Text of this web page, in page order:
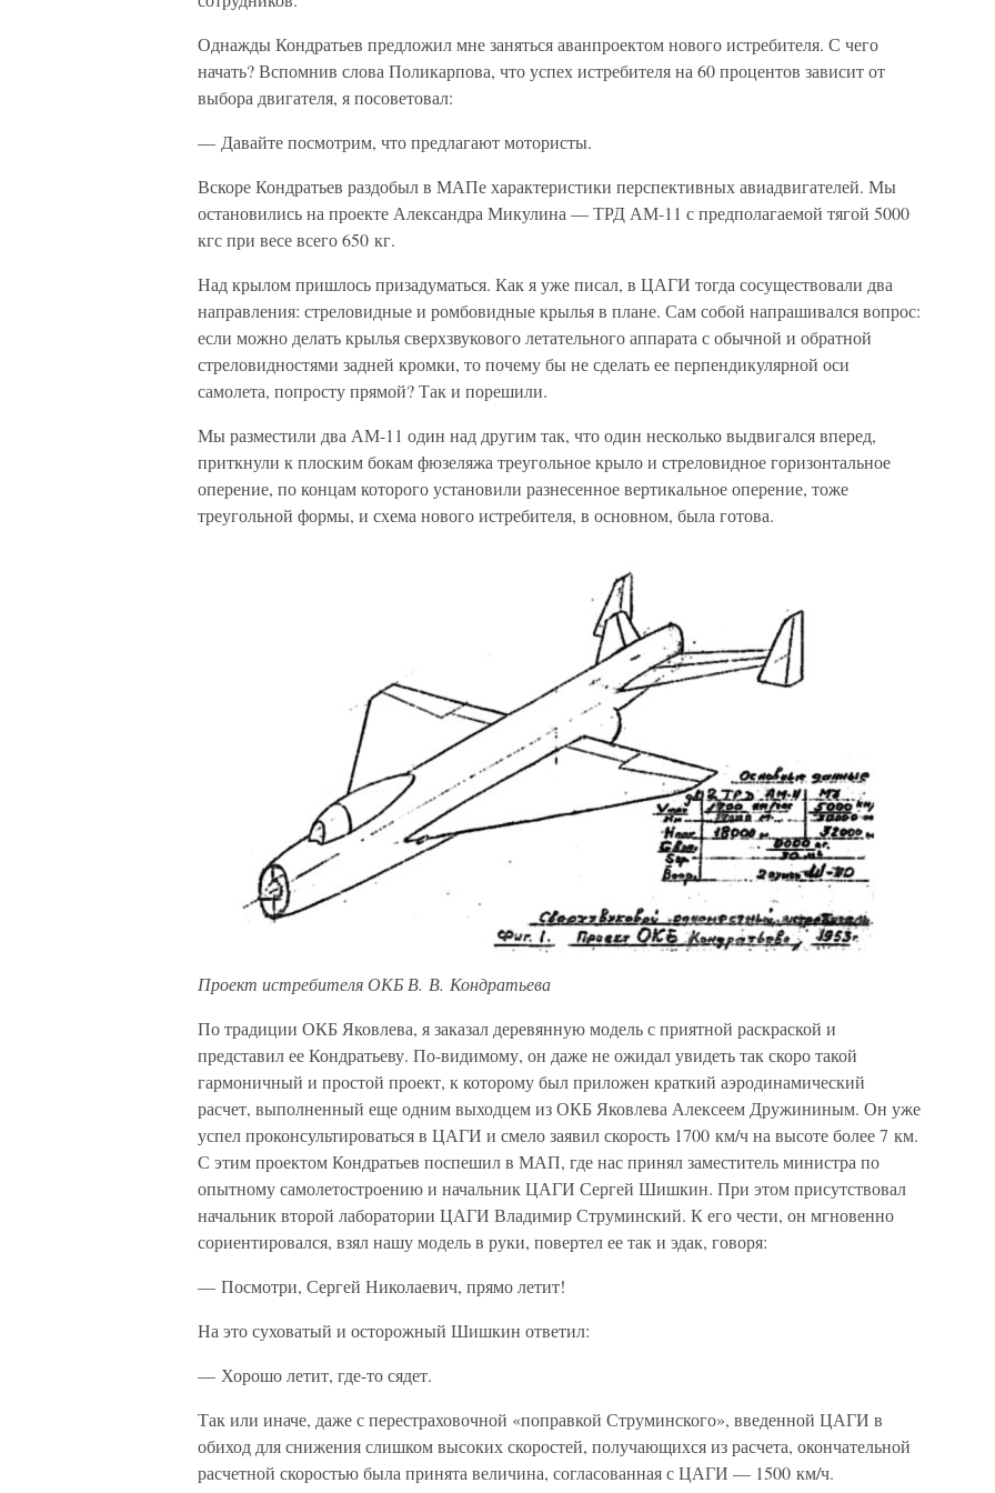
Однажды Кондратьев предложил мне заняться аванпроектом нового истребителя. С чего
начать? Вспомнив слова Поликарпова, что успех истребителя на 60 процентов зависит от
выбора двигателя, я посоветовал:
— Давайте посмотрим, что предлагают мотористы.
Вскоре Кондратьев раздобыл в МАПе характеристики перспективных авиадвигателей. Мы
остановились на проекте Александра Микулина — ТРД АМ-11 с предполагаемой тягой 5000
кгс при весе всего 650 кг.
Над крылом пришлось призадуматься. Как я уже писал, в ЦАГИ тогда сосуществовали два
направления: стреловидные и ромбовидные крылья в плане. Сам собой напрашивался вопрос:
если можно делать крылья сверхзвукового летательного аппарата с обычной и обратной
стреловидностями задней кромки, то почему бы не сделать ее перпендикулярной оси
самолета, попросту прямой? Так и порешили.
Мы разместили два АМ-11 один над другим так, что один несколько выдвигался вперед,
приткнули к плоским бокам фюзеляжа треугольное крыло и стреловидное горизонтальное
оперение, по концам которого установили разнесенное вертикальное оперение, тоже
треугольной формы, и схема нового истребителя, в основном, была готова.
Проект истребителя ОКБ В. В. Кондратьева
По традиции ОКБ Яковлева, я заказал деревянную модель с приятной раскраской и
представил ее Кондратьеву. По-видимому, он даже не ожидал увидеть так скоро такой
гармоничный и простой проект, к которому был приложен краткий аэродинамический
расчет, выполненный еще одним выходцем из ОКБ Яковлева Алексеем Дружининым. Он уже
успел проконсультироваться в ЦАГИ и смело заявил скорость 1700 км/ч на высоте более 7 км.
С этим проектом Кондратьев поспешил в МАП, где нас принял заместитель министра по
опытному самолетостроению и начальник ЦАГИ Сергей Шишкин. При этом присутствовал
начальник второй лаборатории ЦАГИ Владимир Струминский. К его чести, он мгновенно
сориентировался, взял нашу модель в руки, повертел ее так и эдак, говоря:
— Посмотри, Сергей Николаевич, прямо летит!
На это суховатый и осторожный Шишкин ответил:
— Хорошо летит, где-то сядет.
Так или иначе, даже с перестраховочной «поправкой Струминского», введенной ЦАГИ в
обиход для снижения слишком высоких скоростей, получающихся из расчета, окончательной
расчетной скоростью была принята величина, согласованная с ЦАГИ — 1500 км/ч.